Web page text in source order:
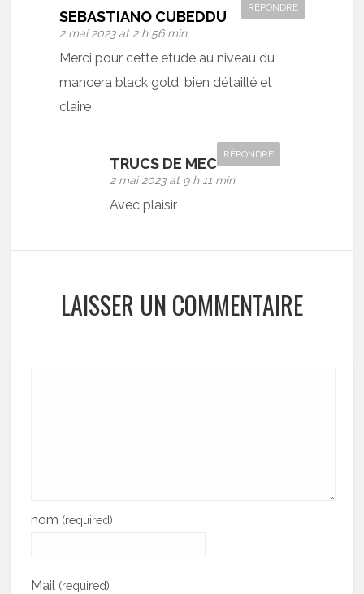
SEBASTIANO CUBEDDU
2 mai 2023 at 2 h 56 min
RÉPONDRE
Merci pour cette etude au niveau du
mancera black gold, bien détaillé et
claire
TRUCS DE MEC
2 mai 2023 at 9 h 11 min
RÉPONDRE
Avec plaisir
LAISSER UN COMMENTAIRE
nom (required)
Mail (required)